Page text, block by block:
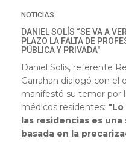
NOTICIAS
DANIEL SOLÍS “SE VA A
PLAZO LA FALTA DE
PÚBLICA Y PRIVADA"
Daniel Solís, referente
Garrahan dialogó con el
manifestó su temor por
médicos residentes: "Lo
las residencias es
basada en la